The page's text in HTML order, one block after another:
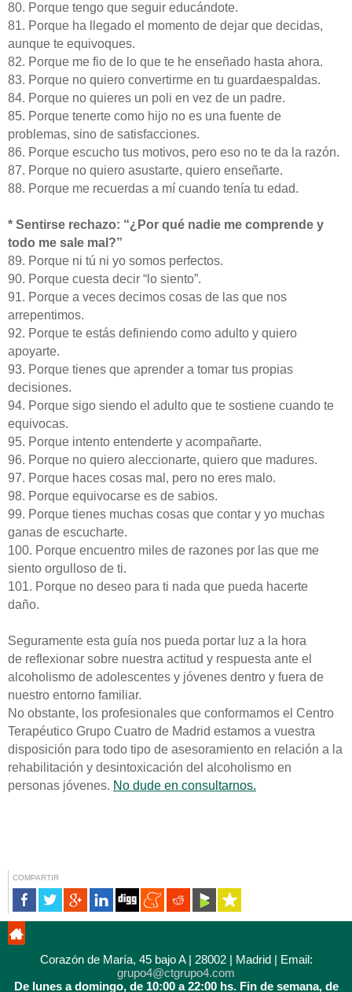
80. Porque tengo que seguir educándote.
81. Porque ha llegado el momento de dejar que decidas,
aunque te equivoques.
82. Porque me fio de lo que te he enseñado hasta ahora.
83. Porque no quiero convertirme en tu guardaespaldas.
84. Porque no quieres un poli en vez de un padre.
85. Porque tenerte como hijo no es una fuente de
problemas, sino de satisfacciones.
86. Porque escucho tus motivos, pero eso no te da la razón.
87. Porque no quiero asustarte, quiero enseñarte.
88. Porque me recuerdas a mí cuando tenía tu edad.
* Sentirse rechazo: “¿Por qué nadie me comprende y
todo me sale mal?”
89. Porque ni tú ni yo somos perfectos.
90. Porque cuesta decir “lo siento”.
91. Porque a veces decimos cosas de las que nos
arrepentimos.
92. Porque te estás definiendo como adulto y quiero
apoyarte.
93. Porque tienes que aprender a tomar tus propias
decisiones.
94. Porque sigo siendo el adulto que te sostiene cuando te
equivocas.
95. Porque intento entenderte y acompañarte.
96. Porque no quiero aleccionarte, quiero que madures.
97. Porque haces cosas mal, pero no eres malo.
98. Porque equivocarse es de sabios.
99. Porque tienes muchas cosas que contar y yo muchas
ganas de escucharte.
100. Porque encuentro miles de razones por las que me
siento orgulloso de ti.
101. Porque no deseo para ti nada que pueda hacerte
daño.
Seguramente esta guía nos pueda portar luz a la hora
de reflexionar sobre nuestra actitud y respuesta ante el
alcoholismo de adolescentes y jóvenes dentro y fuera de
nuestro entorno familiar.
No obstante, los profesionales que conformamos el Centro
Terapéutico Grupo Cuatro de Madrid estamos a vuestra
disposición para todo tipo de asesoramiento en relación a la
rehabilitación y desintoxicación del alcoholismo en
personas jóvenes. No dude en consultarnos.
COMPARTIR
Corazón de María, 45 bajo A | 28002 | Madrid | Email:
grupo4@ctgrupo4.com
De lunes a domingo, de 10:00 a 22:00 hs. Fin de semana, de